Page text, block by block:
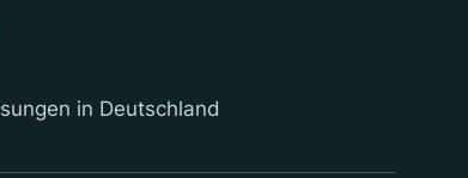
in Deutschland